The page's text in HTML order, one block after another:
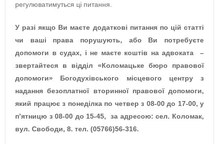
регулюватимуться ці питання.
У разі якщо Ви маєте додаткові питання по цій статті
чи ваші права порушують, або Ви потребуєте
допомоги в судах, і не маєте коштів на адвоката –
звертайтеся в відділ «Коломацьке бюро правової
допомоги» Богодухівського місцевого центру з
надання безоплатної вторинної правової допомоги,
який працює з понеділка по четвер з 08-00 до 17-00, у
п’ятницю з 08-00 до 15-45, за адресою: сел. Коломак,
вул. Свободи, 8. тел. (05766)56-316.